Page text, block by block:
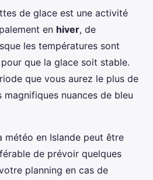
de glace est une activité
en hiver, de
les températures sont
que la glace soit stable.
que vous aurez le plus de
nuances de bleu
météo en Islande peut être
de prévoir quelques
planning en cas de